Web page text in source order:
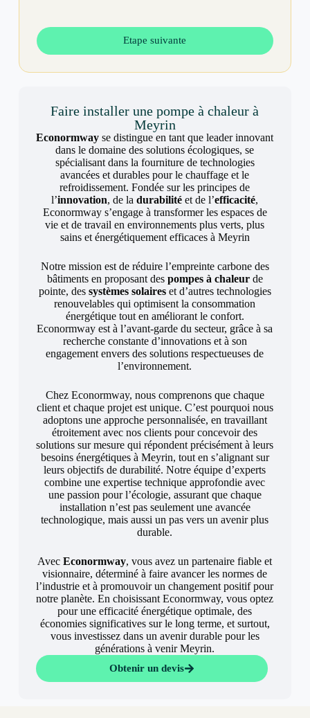
Etape suivante
Faire installer une pompe à chaleur à
Meyrin
Econormway se distingue en tant que leader innovant
dans le domaine des solutions écologiques, se
spécialisant dans la fourniture de technologies
avancées et durables pour le chauffage et le
refroidissement. Fondée sur les principes de
l’innovation, de ladurabilité et de l’efficacité,
Econormway s’engage à transformer les espaces de
vie et de travail en environnements plus verts, plus
sains et énergétiquement efficaces à Meyrin
Notre mission est de réduire l’empreinte carbone des
bâtiments en proposant des pompes à chaleurde
pointe, des systèmes solaireset d’autres technologies
renouvelables qui optimisent la consommation
énergétique tout en améliorant le confort.
Econormway est à l’avant-garde du secteur, grâce à sa
recherche constante d’innovations et à son
engagement envers des solutions respectueuses de
l’environnement.
Chez Econormway, nous comprenons que chaque
client et chaque projet est unique. C’est pourquoi nous
adoptons une approche personnalisée, en travaillant
étroitement avec nos clients pour concevoir des
solutions sur mesure qui répondent précisément à leurs
besoins énergétiques à Meyrin, tout en s’alignant sur
leurs objectifs de durabilité. Notre équipe d’experts
combine une expertise technique approfondie avec
une passion pour l’écologie, assurant que chaque
installation n’est pas seulement une avancée
technologique, mais aussi un pas vers un avenir plus
durable.
AvecEconormway, vous avez un partenaire fiable et
visionnaire, déterminé à faire avancer les normes de
l’industrie et à promouvoir un changement positif pour
notre planète. En choisissant Econormway, vous optez
pour une efficacité énergétique optimale, des
économies significatives sur le long terme, et surtout,
vous investissez dans un avenir durable pour les
générations à venir Meyrin.
Obtenir un devis